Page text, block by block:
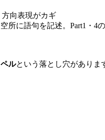
方向表現がカギ
空所に語句を記述。Part1・4
ルという落とし穴がありま